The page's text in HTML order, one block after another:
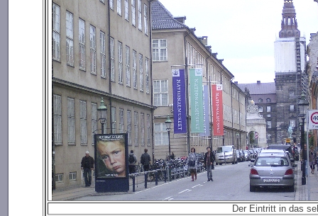
Der Eintritt in das